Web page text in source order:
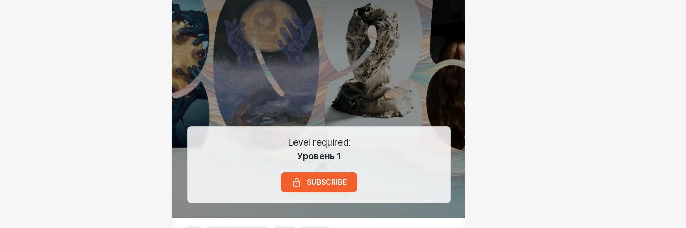
второго альбома в Лос-Анджелес, и вот третий альбом родился из
поездки в Чарльстон, SC, где Бенлоло тусовался в непривычном круге
общения и вернулся домой с почти готовым альбомом. Дискография BRKN
LOVE всеми силами даёт понять, что записать альбом можно лишь свалив
из Торонто.
Level required:
Уровень 1
SUBSCRIBE